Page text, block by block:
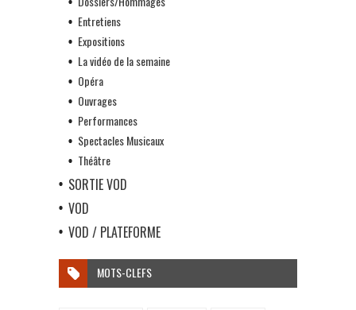
Entretiens
Expositions
La vidéo de la semaine
Opéra
Ouvrages
Performances
Spectacles Musicaux
Théâtre
SORTIE VOD
VOD
VOD / PLATEFORME
MOTS-CLEFS